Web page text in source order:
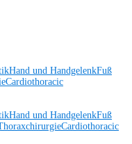
Hand und HandgelenkFuß
Cardiothoracic
Hand und HandgelenkFuß
Cardiothoracic